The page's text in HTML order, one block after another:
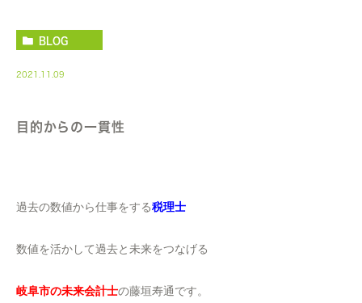
BLOG
2021.11.09
目的からの一貫性
過去の数値から仕事をする税理士
数値を活かして過去と未来をつなげる
岐阜市の未来会計士の藤垣寿通です。